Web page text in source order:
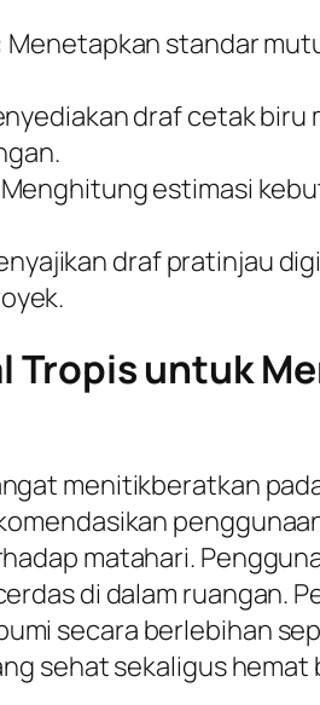
Menetapkan standar
draf cetak biru
Menghitung estimasi
draf pratinjau
untuk
menitikberatkan
matahari.
di dalam
secara berlebihan
sehat sekaligus hemat